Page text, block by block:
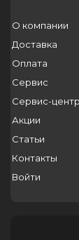
О компании
Доставка
Оплата
Сервис
Сервис-
Акции
Статьи
Контакты
Войти